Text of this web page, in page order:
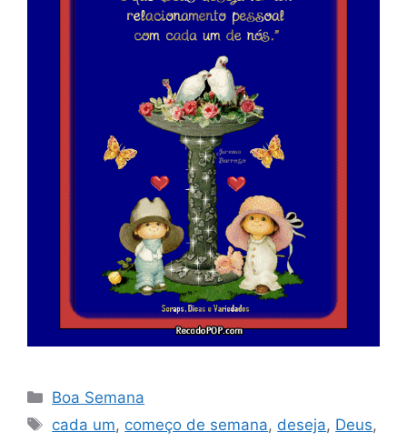
Categorias
Boa Semana
Tags
cada um, começo de semana, deseja, Deus,